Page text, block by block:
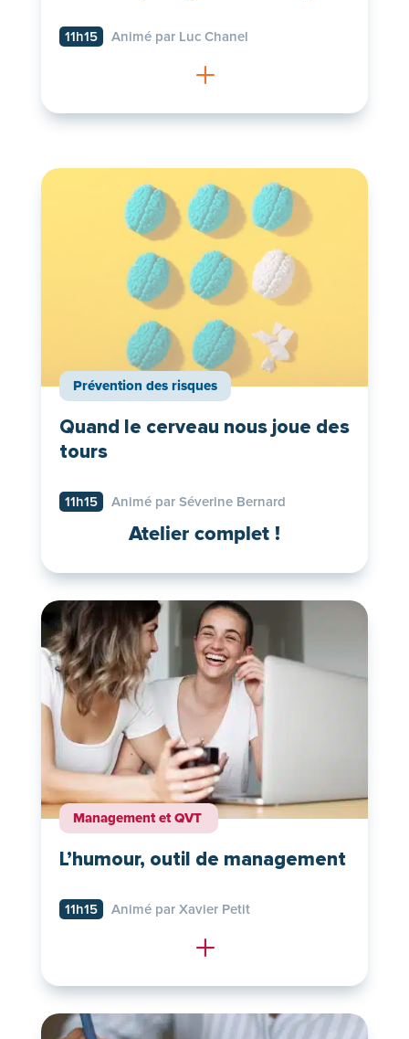
11h15 Animé par Luc Chanel
L
Prévention des risques
Quand le cerveau nous joue des
tours
11h15 Animé par Séverine Bernard
Atelier complet !
Management et QVT
L’humour, outil de management
11h15 Animé par Xavier Petit
L